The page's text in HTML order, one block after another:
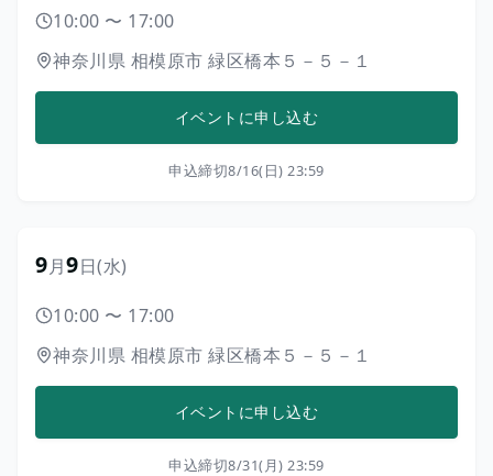
10:00 〜 17:00
神奈川県 相模原市 緑区橋本５－５－１
イベントに申し込む
申込締切8/16(日) 23:59
9月9日(水)
10:00 〜 17:00
神奈川県 相模原市 緑区橋本５－５－１
イベントに申し込む
申込締切8/31(月) 23:59